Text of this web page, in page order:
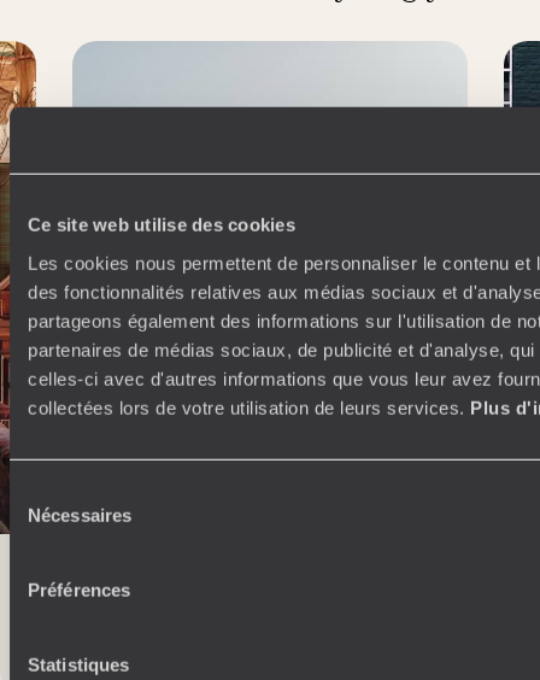
Ce site web utilise des cookies
Les cookies nous permettent de personnaliser le contenu et
des fonctionnalités relatives aux médias sociaux et
partageons également des informations sur l'utilisation de
partenaires de médias sociaux, de publicité et d'analyse,
celles-ci avec d'autres informations que vous leur avez
collectées lors de votre utilisation de leurs services. Plus
Nécessaires
Préférences
Statistiques
Hogwarts Express
Alle unsere Reisevorschläge Grossbritannien (6)